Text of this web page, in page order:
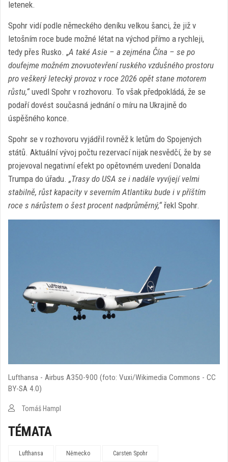
letenek.
Spohr vidí podle německého deníku velkou šanci, že již v
letošním roce bude možné létat na východ přímo a rychleji,
tedy přes Rusko. „A také Asie – a zejména Čína – se po
doufejme možném znovuotevření ruského vzdušného prostoru
pro veškerý letecký provoz v roce 2026 opět stane motorem
růstu,“uvedl Spohr v rozhovoru. To však předpokládá, že se
podaří dovést současná jednání o míru na Ukrajině do
úspěšného konce.
Spohr se v rozhovoru vyjádřil rovněž k letům do Spojených
států. Aktuální vývoj počtu rezervací nijak nesvědčí, že by se
projevoval negativní efekt po opětovném uvedení Donalda
Trumpa do úřadu. „Trasy do USA se i nadále vyvíjejí velmi
stabilně, růst kapacity v severním Atlantiku bude i v příštím
roce s nárůstem o šest procent nadprůměrný,“ řekl Spohr.
Lufthansa - Airbus A350-900 (foto: Vuxi/Wikimedia Commons - CC
BY-SA 4.0)
Tomáš Hampl
TÉMATA
Lufthansa Německo Carsten Spohr